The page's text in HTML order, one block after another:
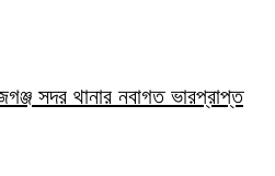
সদর থানার নবাগত ভারপ্রাপ্ত